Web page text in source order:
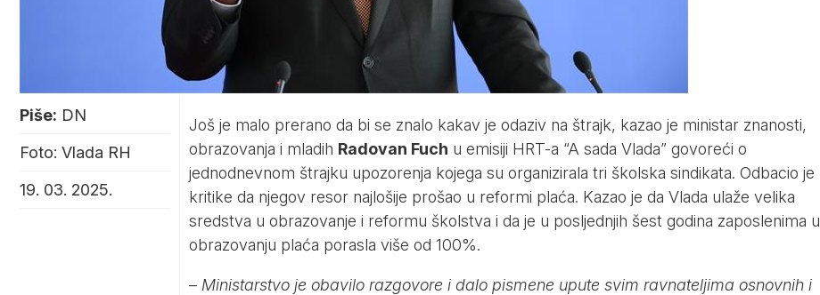
Piše: DN
Foto: Vlada RH
19. 03. 2025.
Još je malo prerano da bi se znalo kakav je odaziv na štrajk, kazao je ministar znanosti,
obrazovanja i mladih Radovan Fuch u emisiji HRT-a “A sada Vlada” govoreći o
jednodnevnom štrajku upozorenja kojega su organizirala tri školska sindikata. Odbacio je
kritike da njegov resor najlošije prošao u reformi plaća. Kazao je da Vlada ulaže velika
sredstva u obrazovanje i reformu školstva i da je u posljednjih šest godina zaposlenima u
obrazovanju plaća porasla više od 100%.
–Ministarstvo je obavilo razgovore i dalo pismene upute svim ravnateljima osnovnih i